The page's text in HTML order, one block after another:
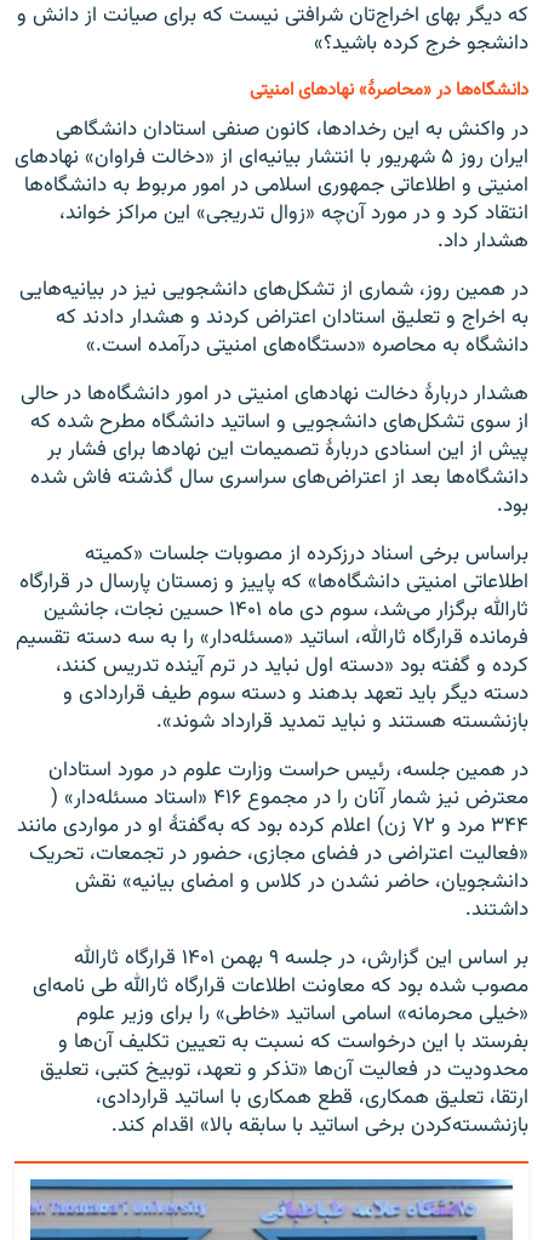
که دیگر بهای اخراج‌تان شرافتی نیست که برای صیانت از دانش و
دانشجو خرج کرده باشید؟»
دانشگاه‌ها در «محاصرهٔ» نهادهای امنیتی
در واکنش به این رخدادها، کانون صنفی استادان دانشگاهی
ایران روز ۵ شهریور با انتشار بیانیه‌ای از «دخالت فراوان» نهاد‌های
امنیتی و اطلاعاتی جمهوری اسلامی در امور مربوط به دانشگاه‌ها
انتقاد کرد و در مورد آن‌چه «زوال تدریجی» این مراکز خواند،
هشدار داد.
در همین روز، شماری از تشکل‌های دانشجویی نیز در بیانیه‌‌هایی
به اخراج و تعلیق استادان اعتراض کردند و هشدار دادند که
دانشگاه‌ به محاصره «دستگاه‌های امنیتی درآمده است.»
هشدار دربارهٔ دخالت نهادهای امنیتی در امور دانشگاه‌ها در حالی
از سوی تشکل‌های دانشجویی و اساتید دانشگاه مطرح شده که
پیش از این اسنادی دربارهٔ تصمیمات این نهادها برای فشار بر
دانشگاه‌ها بعد از اعتراض‌های سراسری سال گذشته فاش شده
بود.
براساس برخی اسناد درزکرده از مصوبات جلسات «کمیته
اطلاعاتی امنیتی دانشگاه‌ها» که پاییز و زمستان پارسال در قرارگاه
ثارالله برگزار می‌شد، سوم دی ماه ۱۴۰۱ حسین نجات، جانشین
فرمانده قرارگاه ثارالله، اساتید «مسئله‌دار» را به سه دسته تقسیم
کرده و گفته بود «دسته اول نباید در ترم آینده تدریس کنند،
دسته دیگر باید تعهد بدهند و دسته سوم طیف قراردادی و
بازنشسته هستند و نباید تمدید قرارداد شوند».
در همین جلسه، رئیس حراست وزارت علوم در مورد استادان
معترض نیز شمار آنان را در مجموع ۴۱۶ «استاد مسئله‌دار» (
۳۴۴ مرد و ۷۲ زن) اعلام کرده بود که به‌گفتهٔ او در مواردی مانند
«فعالیت اعتراضی در فضای مجازی، حضور در تجمعات، تحریک
دانشجویان، حاضر نشدن در کلاس و امضای بیانیه» نقش
داشتند.
بر اساس این گزارش، در جلسه ۹ بهمن ۱۴۰۱ قرارگاه ثارالله
مصوب شده بود که معاونت اطلاعات قرارگاه ثارالله طی نامه‌ای
«خیلی محرمانه» اسامی اساتید «خاطی» را برای وزیر علوم
بفرستد با این درخواست که نسبت به تعیین تکلیف آن‌ها و
محدودیت در فعالیت‌ آن‌ها «تذکر و تعهد، توبیخ کتبی، تعلیق
ارتقا، تعلیق همکاری، قطع همکاری با اساتید قراردادی،
بازنشسته‌کردن برخی اساتید با سابقه بالا» اقدام کند.